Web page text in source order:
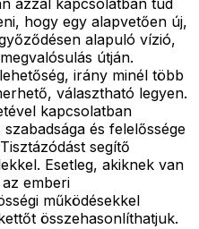
azzal kapcsolatban tud
hogy egy alapvetően új,
alapuló vízió,
útján.
irány minél több
választható legyen.
kapcsolatban
és felelőssége
segítő
Esetleg, akiknek van
emberi
működésekkel
összehasonlíthatjuk.